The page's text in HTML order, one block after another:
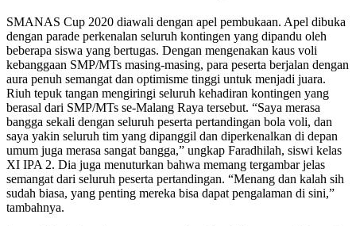
SMANAS Cup 2020 diawali dengan apel pembukaan. Apel dibuka
dengan parade perkenalan seluruh kontingen yang dipandu oleh
beberapa siswa yang bertugas. Dengan mengenakan kaus voli
kebanggaan SMP/MTs masing-masing, para peserta berjalan dengan
aura penuh semangat dan optimisme tinggi untuk menjadi juara.
Riuh tepuk tangan mengiringi seluruh kehadiran kontingen yang
berasal dari SMP/MTs se-Malang Raya tersebut. “Saya merasa
bangga sekali dengan seluruh peserta pertandingan bola voli, dan
saya yakin seluruh tim yang dipanggil dan diperkenalkan di depan
umum juga merasa sangat bangga,” ungkap Faradhilah, siswi kelas
XI IPA 2. Dia juga menuturkan bahwa memang tergambar jelas
semangat dari seluruh peserta pertandingan. “Menang dan kalah sih
sudah biasa, yang penting mereka bisa dapat pengalaman di sini,”
tambahnya.